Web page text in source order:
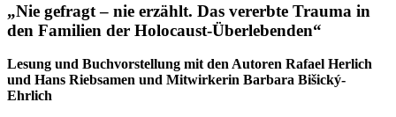
„Nie gefragt – nie erzählt. Das vererbte Trauma in
den Familien der Holocaust-Überlebenden“
Lesung und Buchvorstellung mit den Autoren Rafael Herlich
und Hans Riebsamen und Mitwirkerin Barbara Bišický-
Ehrlich